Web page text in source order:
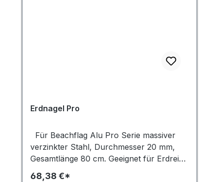
Erdnagel Pro
Für Beachflag Alu Pro Serie massiver
verzinkter Stahl, Durchmesser 20 mm,
Gesamtlänge 80 cm. Geeignet für Erdreich
oder Schnee.
68,38 €*